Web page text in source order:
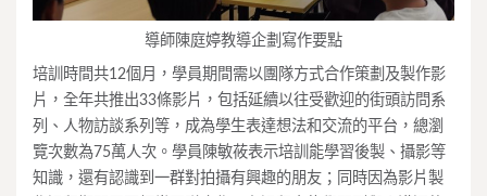
導師陳庭婷教導企劃寫作要點
培訓時間共12個月，學員期間需以團隊方式合作策劃及製作影
片，全年共推出33條影片，包括延續以往受歡迎的街頭訪問系
列、人物訪談系列等，成為學生表達想法和交流的平台，總瀏
覽次數為75萬人次。學員陳敏莜表示培訓能學習後製、攝影等
知識，還有認識到一群對拍攝有興趣的朋友；同時因為影片製